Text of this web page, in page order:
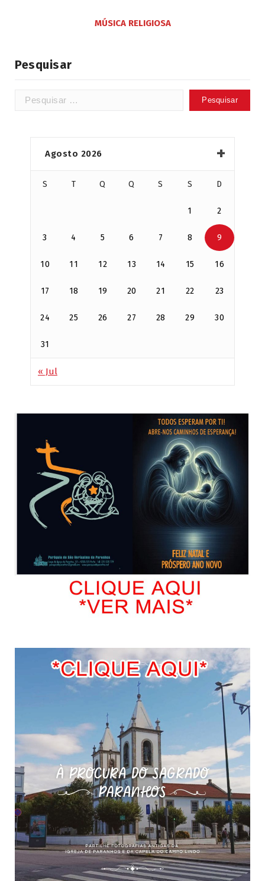
MÚSICA RELIGIOSA
Pesquisar
Pesquisar
Agosto 2026
S T Q Q S S D
1 2
3 4 5 6 7 8 9
10 11 12 13 14 15 16
17 18 19 20 21 22 23
24 25 26 27 28 29 30
31
« Jul